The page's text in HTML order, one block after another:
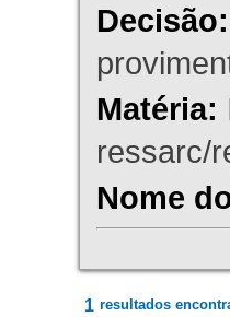
Decisão:
Matéria:
ressarc/
Nome
1 resultados